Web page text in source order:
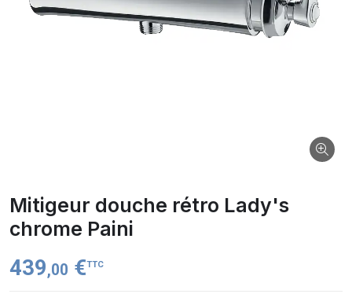
Mitigeur douche rétro Lady's
chrome Paini
439,00 €TTC